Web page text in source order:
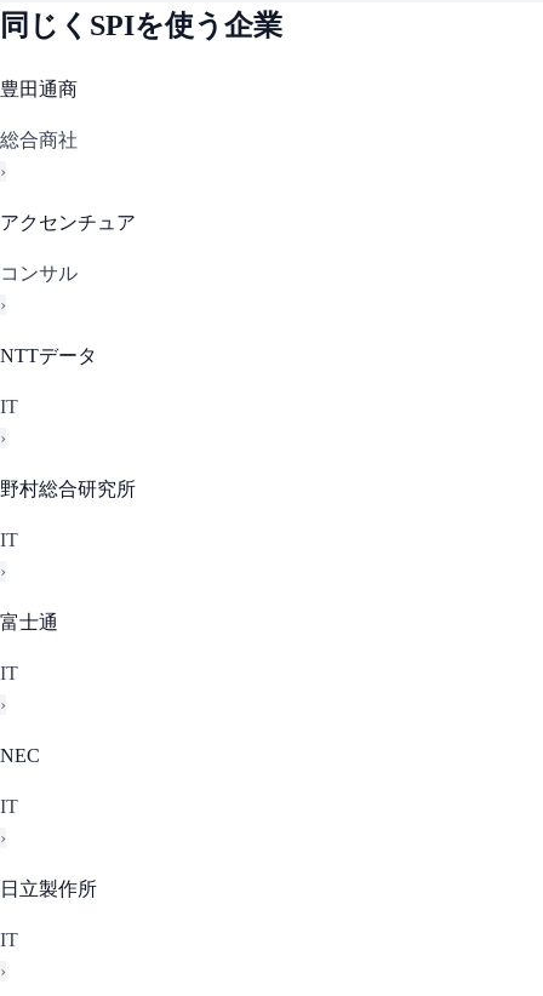
同じく SPIを使う企業
豊田通商
総合商社
›
アクセンチュア
コンサル
›
NTTデータ
IT
›
野村総合研究所
IT
›
富士通
IT
›
NEC
IT
›
日立製作所
IT
›